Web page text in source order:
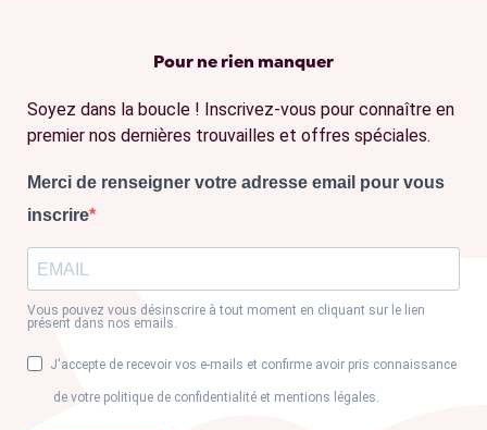
Pour ne rien manquer
Soyez dans la boucle ! Inscrivez-vous pour connaître en
premier nos dernières trouvailles et offres spéciales.
Merci de renseigner votre adresse email pour vous
inscrire
Vous pouvez vous désinscrire à tout moment en cliquant sur le lien
présent dans nos emails.
J'accepte de recevoir vos e-mails et confirme avoir pris connaissance
de votre politique de confidentialité et mentions légales.